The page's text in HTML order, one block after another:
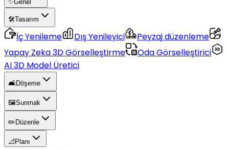
✨Genel
🛠️Tasarım
İç Yenileme Dış Yenileyici
Peyzaj düzenleme
Yapay Zeka 3D Görselleştirme
Oda Görselleştirici
AI 3D Model Üretici
🛋️Döşeme
🖼️Sunmak
✏️ Düzenle
📐 Planı